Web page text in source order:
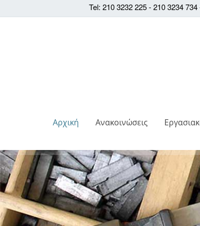
Tel: 210 3232 225 - 210 3234 734
Αρχική Ανακοινώσεις